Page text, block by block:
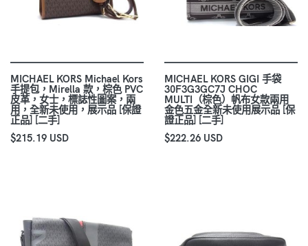
MICHAEL KORS Michael Kors
手提包，Mirella 款，棕色 PVC
皮革，女士，標誌性圖案，兩
用，全新未使用，展示品 [保證
正品] [二手]
$215.19 USD
MICHAEL KORS GIGI 手袋
30F3G3GC7J CHOC
MULTI（棕色）帆布女款兩用
金色五金全新未使用展示品 [保
證正品] [二手]
$222.26 USD